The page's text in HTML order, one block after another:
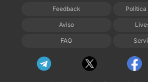
Feedback Política
Aviso
FAQ